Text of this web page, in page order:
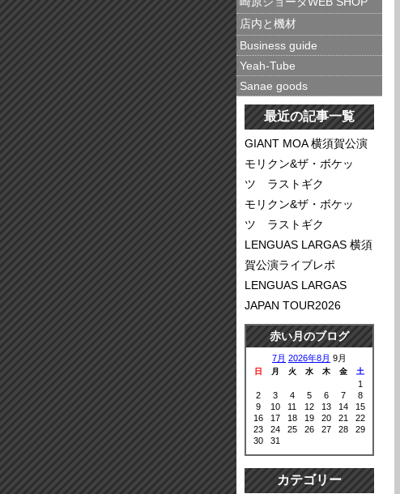
店内と機材
Business guide
Yeah-Tube
Sanae goods
最近の記事一覧
GIANT MOA 横須賀公演
モリクン&ザ・ボケッ
ツ ラストギク
モリクン&ザ・ボケッ
ツ ラストギク
LENGUAS LARGAS 横須
賀公演ライブレポ
LENGUAS LARGAS
JAPAN TOUR2026
赤い月のブログ
7月 2026年8月 9月
日 月 火 水 木 金 土
1
2
3 4 5 6 7
8
9
10 11 12 13 14
15
16
17 18 19 20 21
22
23
24 25 26 27 28
29
30
31
カテゴリー